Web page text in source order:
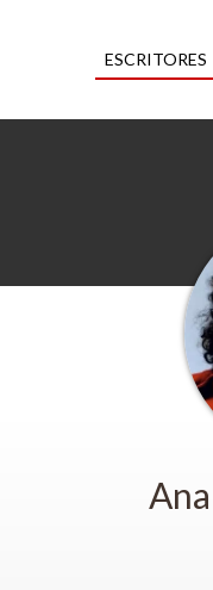
ESCRITORES